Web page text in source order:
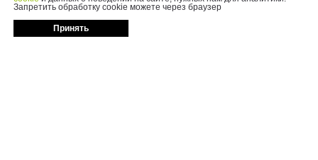
Запретить обработку cookie можете через браузер
Принять